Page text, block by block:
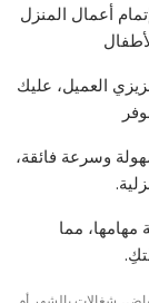
أعمال المنزل
العميل، عليك
وسرعة فائقة،
مهامها، مما
,